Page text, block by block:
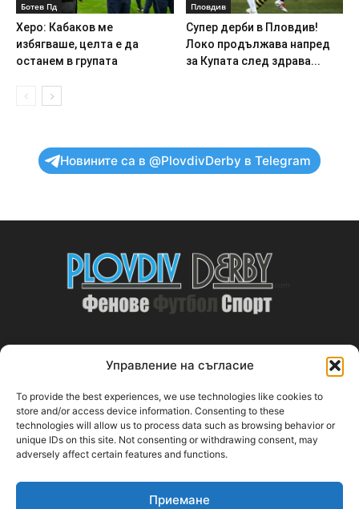
Управление на съгласие
To provide the best experiences, we use technologies like cookies to
store and/or access device information. Consenting to these
technologies will allow us to process data such as browsing behavior or
unique IDs on this site. Not consenting or withdrawing consent, may
adversely affect certain features and functions.
Приемане
Ботев Пд
Херо: Кабаков ме
избягваше, целта е да
останем в групата
Пловдив
Супер дерби в Пловдив!
Локо продължава напред
за Купата след здрава...
Новините са в @PlovdivDerby в Telegram
ABOUT US
PlovdivDerby.com е първата пловдивска изцяло футболна
медия!
Свържи се с нас:plovdivderby.com@gmail.com